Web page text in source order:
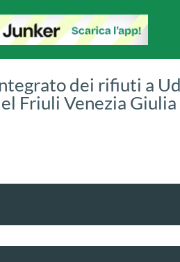
dei rifiuti a
Friuli Venezia Giulia